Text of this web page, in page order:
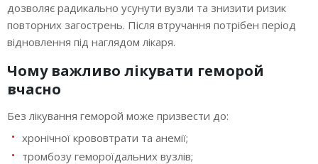
дозволяє радикально усунути вузли та знизити ризик
повторних загострень. Після втручання потрібен період
відновлення під наглядом лікаря.
Чому важливо лікувати геморой
вчасно
Без лікування геморой може призвести до:
хронічної крововтрати та анемії;
тромбозу гемороїдальних вузлів;